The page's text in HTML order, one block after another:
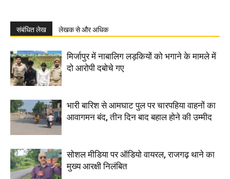
संबंधित लेख लेखक से और अधिक
मिर्जापुर में नाबालिग लड़कियों को भगाने के मामले में
दो आरोपी दबोचे गए
भारी बारिश से आमघाट पुल पर चारपहिया वाहनों का
आवागमन बंद, तीन दिन बाद बहाल होने की उम्मीद
सोशल मीडिया पर ऑडियो वायरल, राजगढ़ थाने का
मुख्य आरक्षी निलंबित